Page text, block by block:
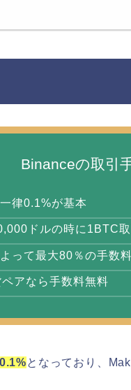
Binanceの取引
律0.1%が基本
ドルの時に1BTC
って最大80％の手数
アなら手数料無料
となっており、